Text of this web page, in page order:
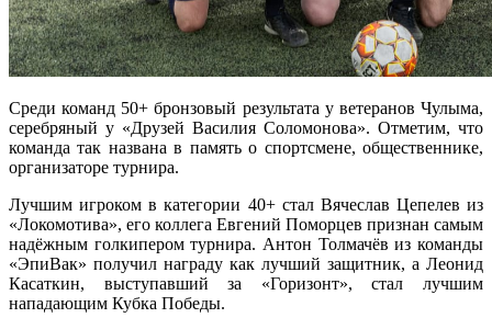
Среди команд 50+ бронзовый результата у ветеранов Чулыма,
серебряный у «Друзей Василия Соломонова». Отметим, что
команда так названа в память о спортсмене, общественнике,
организаторе турнира.
Лучшим игроком в категории 40+ стал Вячеслав Цепелев из
«Локомотива», его коллега Евгений Поморцев признан самым
надёжным голкипером турнира. Антон Толмачёв из команды
«ЭпиВак» получил награду как лучший защитник, а Леонид
Касаткин, выступавший за «Горизонт», стал лучшим
нападающим Кубка Победы.